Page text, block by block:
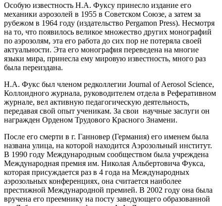
Особую известность Н.А. Фуксу принесло издание его
механики аэрозолей в 1955 в Советском Союзе, а затем за
рубежом в 1964 году (издательство Pergamon Press). Несмотря
на то, что появилось великое множество других монографий
по аэрозолям, эта его работа до сих пор не потеряла своей
актуальности. Эта его монография переведена на многие
языки мира, принесла ему мировую известность, много раз
была переиздана.
Н.А. Фукс был членом редколлегии Journal of Aerosol Science,
Коллоидного журнала, руководителем отдела в Реферативном
журнале, вел активную педагогическую деятельность,
передавая свой опыт ученикам. За свои научные заслуги он
награжден Орденом Трудового Красного Знамени.
После его смерти в г. Ганновер (Германия) его именем была
названа улица, на которой находится Аэрозольный институт.
В 1990 году Международным сообществом была учреждена
Международная премия им. Николая Альбертовича Фукса,
которая присуждается раз в 4 года на Международных
аэрозольных конференциях, она считается наиболее
престижной Международной премией. В 2002 году она была
вручена его преемнику на посту заведующего образованной